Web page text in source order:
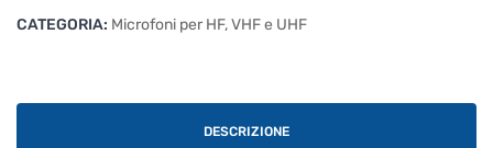
CATEGORIA: Microfoni per HF, VHF e UHF
DESCRIZIONE